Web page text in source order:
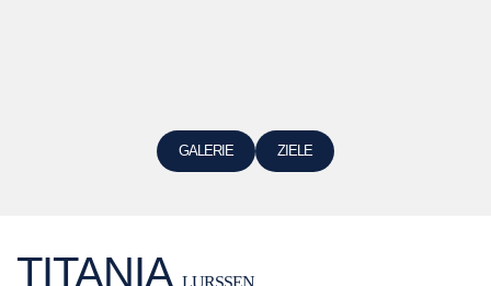
GALERIE ZIELE
TITANIA LURSSEN